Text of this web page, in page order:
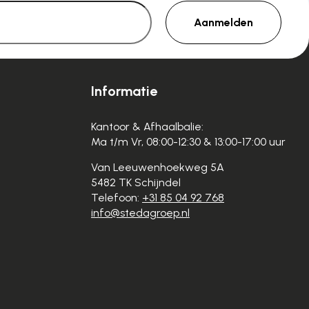
Aanmelden
Informatie
Kantoor & Afhaalbalie:
Ma t/m Vr, 08:00-12:30 & 13:00-17:00 uur
Van Leeuwenhoekweg 5A
5482 TK Schijndel
Telefoon: +31 85 04 92 768
info@stedagroep.nl